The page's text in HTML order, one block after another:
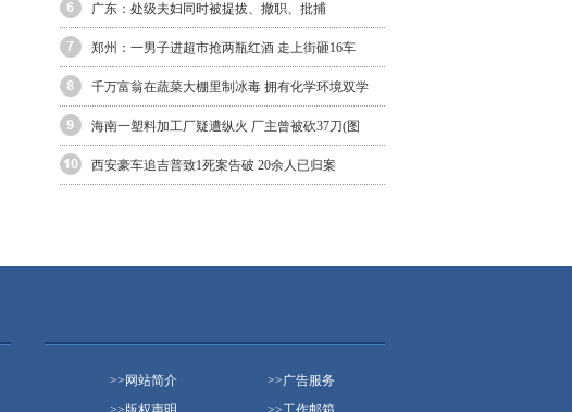
广东：处级夫妇同时被提拔、撤职、批捕
郑州：一男子进超市抢两瓶红酒 走上街砸16车
千万富翁在蔬菜大棚里制冰毒 拥有化学环境双学
海南一塑料加工厂疑遭纵火 厂主曾被砍37刀(图
西安豪车追吉普致1死案告破 20余人已归案
>> 网站简介 >>广告服务